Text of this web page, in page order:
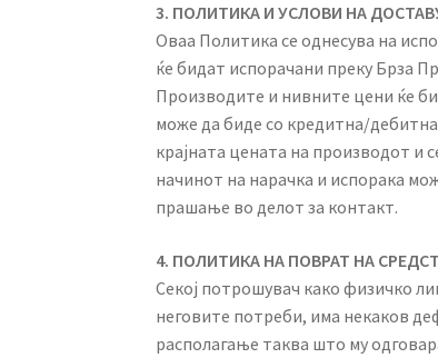
3. ПОЛИТИКА И УСЛОВИ НА
Оваа Политика се однесува на
ќе бидат испорачани преку Брза
Производите и нивните цени ќе
може да биде со кредитна/
крајната цената на производот и
начинот на нарачка и испорака
прашање во делот за контакт.
4. ПОЛИТИКА НА ПОВРАТ НА
Секој потрошувач како физичко
неговите потреби, има некаков
располагање таква што му